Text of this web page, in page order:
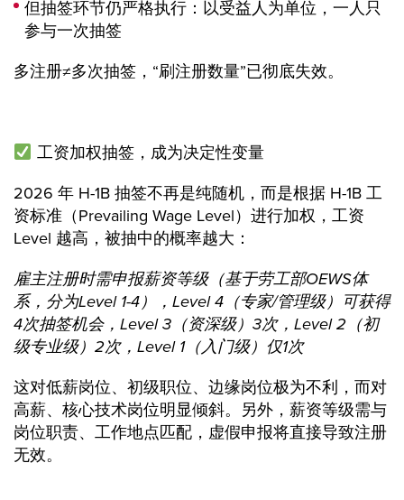
但抽签环节仍严格执行：以受益人为单位，一人只
参与一次抽签
多注册≠多次抽签，“刷注册数量”已彻底失效。
工资加权抽签，成为决定性变量
2026 年 H-1B 抽签不再是纯随机，而是根据 H-1B 工
资标准（Prevailing Wage Level）进行加权，工资
Level 越高，被抽中的概率越大：
雇主注册时需申报薪资等级（基于劳工部OEWS体
系，分为Level 1-4），Level 4（专家/管理级）可获得
4次抽签机会，Level 3（资深级）3次，Level 2（初
级专业级）2次，Level 1（入门级）仅1次
这对低薪岗位、初级职位、边缘岗位极为不利，而对
高薪、核心技术岗位明显倾斜。另外，薪资等级需与
岗位职责、工作地点匹配，虚假申报将直接导致注册
无效。